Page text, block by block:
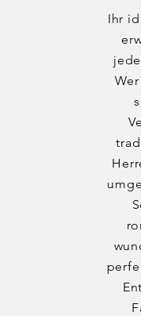
Ihr